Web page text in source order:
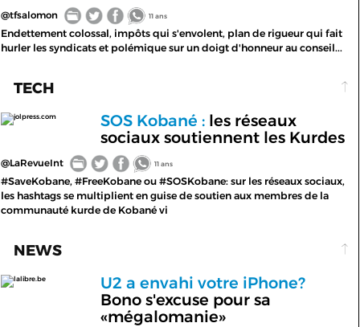
@tfsalomon 11 ans
Endettement colossal, impôts qui s'envolent, plan de rigueur qui fait
hurler les syndicats et polémique sur un doigt d'honneur au conseil...
TECH
jolpress.com SOS Kobané :les réseaux
sociaux soutiennent les Kurdes
@LaRevueInt 11 ans
#SaveKobane, #FreeKobane ou #SOSKobane: sur les réseaux sociaux,
les hashtags se multiplient en guise de soutien aux membres de la
communauté kurde de Kobané vi
NEWS
lalibre.be
U2 a envahi votre iPhone?
Bono s'excuse pour sa
«mégalomanie»